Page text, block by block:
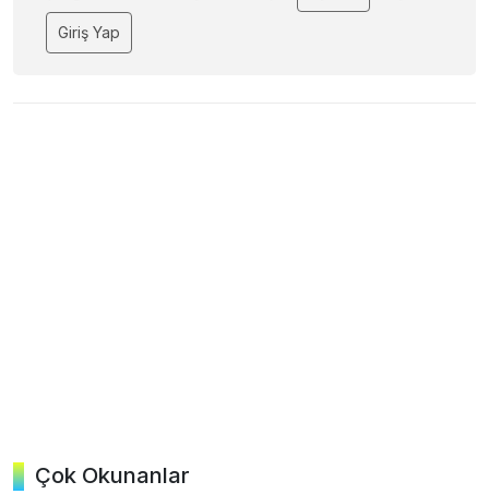
Giriş Yap
Çok Okunanlar